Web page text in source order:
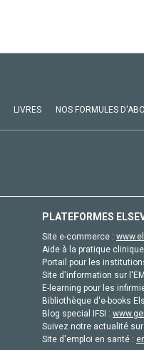
LIVRES NOS FORMULES
PLATEFORMES
Site e-commerce :
Aide à la pratique
Portail pour les
Site d'information sur
E-learning pour les
Bibliothèque d'e-books
Blog special IFSI :
Suivez notre actualité
Site d'emploi en santé :